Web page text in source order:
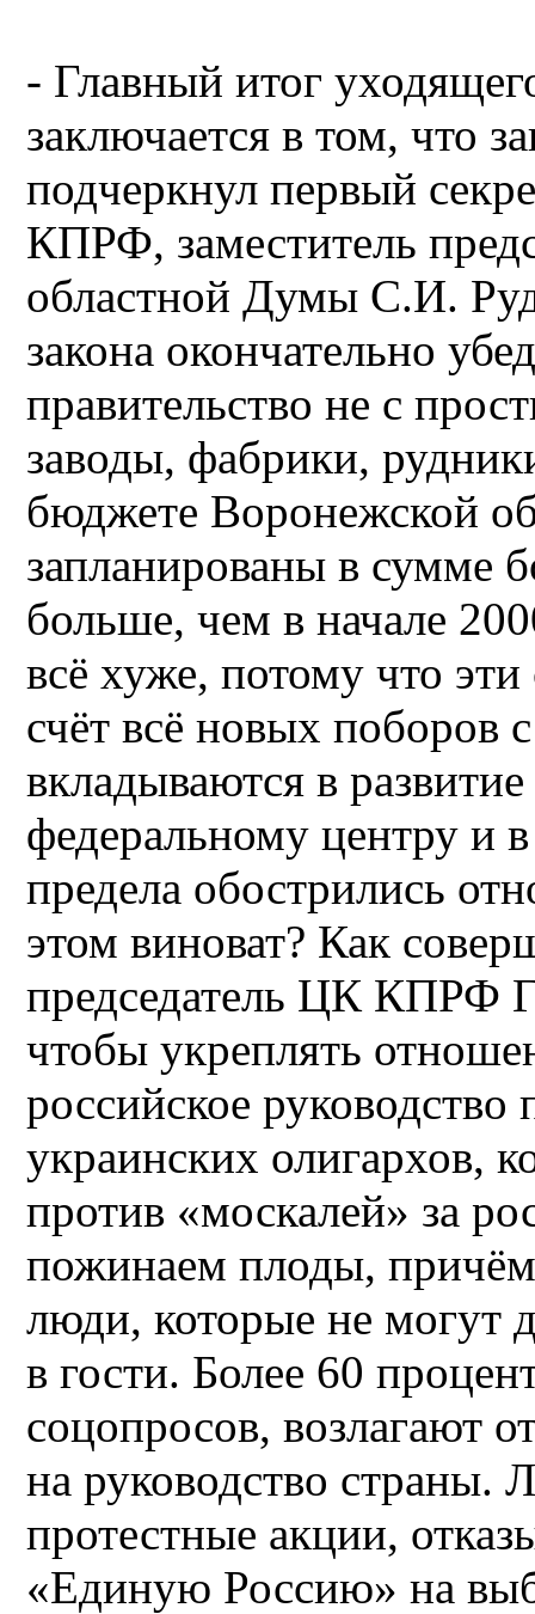
- Главный итог
заключается в том, что
подчеркнул первый
КПРФ, заместитель
областной Думы С.И.
закона окончательно
правительство не с
заводы, фабрики,
бюджете Воронежской
запланированы в сумме
больше, чем в начале
всё хуже, потому что
счёт всё новых поборов
вкладываются в
федеральному центру и
предела обострились
этом виноват? Как
председатель ЦК КПРФ
чтобы укреплять
российское
украинских олигархов,
против «москалей» за
пожинаем плоды,
люди, которые не могут
в гости. Более 60
соцопросов, возлагают
на руководство страны.
протестные акции,
«Единую Россию» на